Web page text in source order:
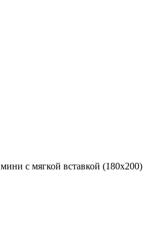
с мягкой вставкой (180х200)